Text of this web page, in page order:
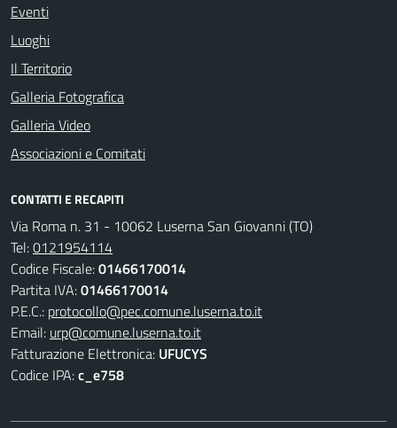
Eventi
Luoghi
Il Territorio
Galleria Fotografica
Galleria Video
Associazioni e Comitati
CONTATTI E RECAPITI
Via Roma n. 31 - 10062 Luserna San Giovanni (TO)
Tel:0121954114
Codice Fiscale:01466170014
Partita IVA:01466170014
P.E.C.: protocollo@pec.comune.luserna.to.it
Email: urp@comune.luserna.to.it
Fatturazione Elettronica: UFUCYS
Codice IPA:c_e758